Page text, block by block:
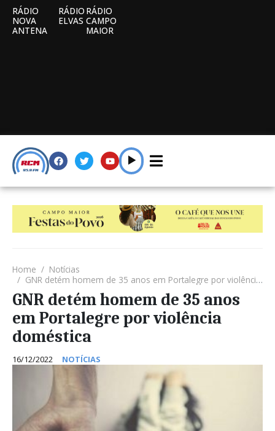
RÁDIO
NOVA
ANTENA
RÁDIO
ELVAS
RÁDIO
CAMPO
MAIOR
Home
Notícias
GNR detém homem de 35 anos em Portalegre por violência doméstica
GNR detém homem de 35 anos
em Portalegre por violência
doméstica
16/12/2022 NOTÍCIAS